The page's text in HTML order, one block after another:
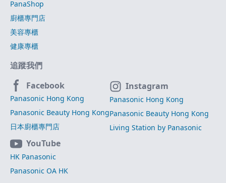
PanaShop
廚櫃專門店
美容專櫃
健康專櫃
追蹤我們
Facebook
Panasonic Hong Kong
Panasonic Beauty Hong Kong
日本廚櫃專門店
Instagram
Panasonic Hong Kong
Panasonic Beauty Hong Kong
Living Station by Panasonic
YouTube
HK Panasonic
Panasonic OA HK